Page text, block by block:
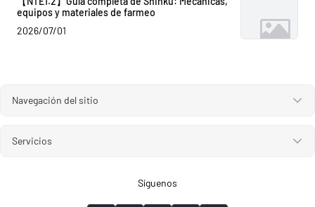
equipos y materiales de farmeo
2026/07/01
Navegación del sitio
Servicios
Síguenos